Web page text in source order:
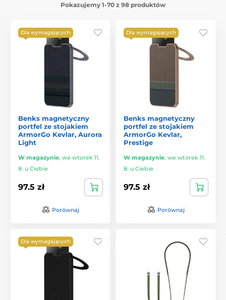
Pokazujemy 1-70 z 98 produktów
Dla wymagających
Benks magnetyczny
portfel ze stojakiem
ArmorGo Kevlar, Aurora
Light
W magazynie, we wtorek 11.
8. u Ciebie
97.5 zł
Porównaj
Dla wymagających
Benks magnetyczny
portfel ze stojakiem
ArmorGo Kevlar,
Prestige
W magazynie, we wtorek 11.
8. u Ciebie
97.5 zł
Porównaj
Dla wymagających